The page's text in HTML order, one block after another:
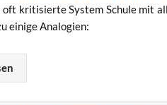
oft kri­ti­sier­te Sys­tem Schu­le mit
eini­ge Analogien: